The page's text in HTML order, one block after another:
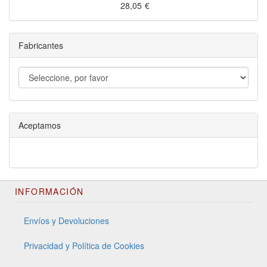
28,05 €
Fabricantes
Aceptamos
INFORMACIÓN
Envíos y Devoluciones
Privacidad y Política de Cookies